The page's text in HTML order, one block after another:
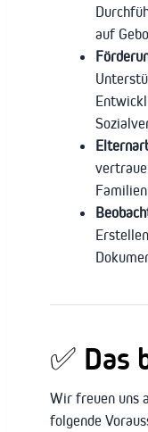
auf
✅ Das
Wir freuen uns
folgende